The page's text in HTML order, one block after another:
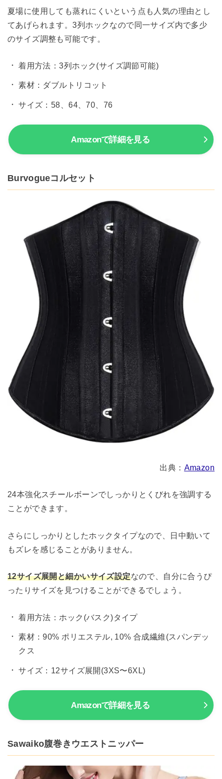
夏場に使用しても蒸れにくいという点も人気の理由とし
てあげられます。3列ホックなので同一サイズ内で多少
のサイズ調整も可能です。
着用方法：3列ホック(サイズ調節可能)
素材：ダブルトリコット
サイズ：58、64、70、76
Amazonで詳細を見る
Burvogueコルセット
出典： Amazon
24本強化スチールボーンでしっかりとくびれを強調する
ことができます。
さらにしっかりとしたホックタイプなので、日中動いて
もズレを感じることがありません。
12サイズ展開と細かいサイズ設定なので、自分に合うぴ
ったりサイズを見つけることができるでしょう。
着用方法：ホック(バスク)タイプ
素材：90% ポリエステル, 10% 合成繊維(スパンデッ
クス
サイズ：12サイズ展開(3XS〜6XL)
Amazonで詳細を見る
Sawaiko腹巻きウエストニッパー